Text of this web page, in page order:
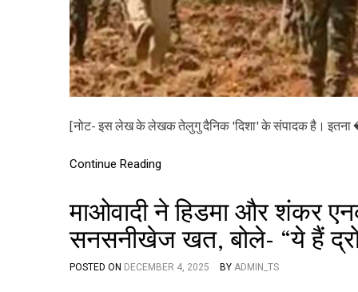
[नोट- इस लेख के लेखक तेलुगु दैनिक 'दिशा' के संपादक है। इतना
Continue Reading
माओवादी ने हिडमा और शंकर
सनसनीखेज खत, बोले- “ये हैं
POSTED ON DECEMBER 4, 2025 BY ADMIN_TS